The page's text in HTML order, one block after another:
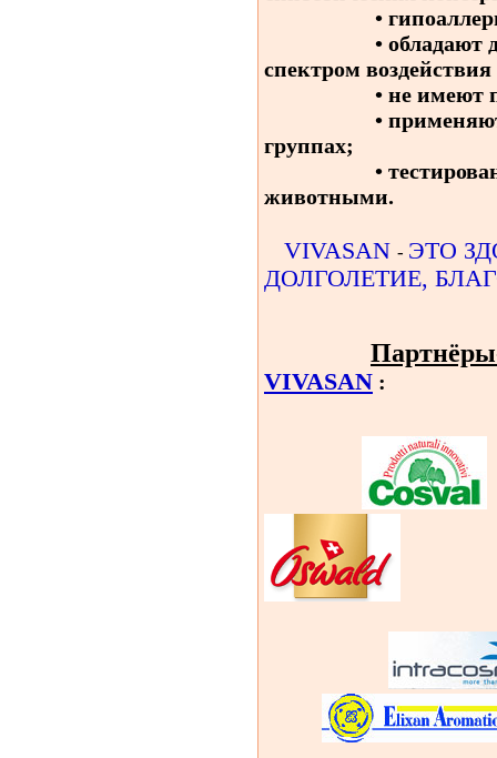
•
• обладают
спектром
• не имеют
•
группах;
•
животными.
VIVASAN - ЭТО
ДОЛГОЛЕТИЕ,
VIVASAN :